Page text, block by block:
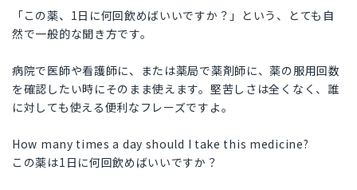
「この薬、1日に何回飲めばいいですか？」という、とても自
然で一般的な聞き方です。
病院で医師や看護師に、または薬局で薬剤師に、薬の服用回数
を確認したい時にそのまま使えます。堅苦しさは全くなく、誰
に対しても使える便利なフレーズですよ。
How many times a day should I take this medicine?
この薬は1日に何回飲めばいいですか？